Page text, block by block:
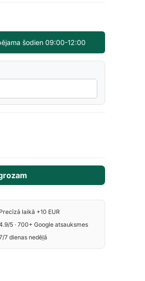
šodien 09:00-12:00
Precīzā laikā +10 EUR
5 · 700+ Google atsauksmes
7 dienas nedēļā